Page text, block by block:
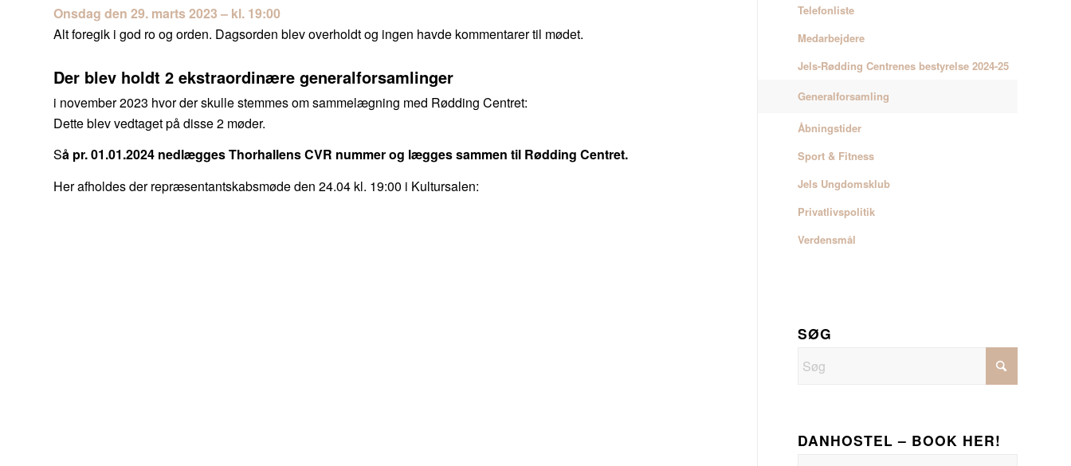
Onsdag den 29. marts 2023 – kl. 19:00
Alt foregik i god ro og orden. Dagsorden blev overholdt og ingen havde kommentarer til mødet.
Der blev holdt 2 ekstraordinære generalforsamlinger
i november 2023 hvor der skulle stemmes om sammelægning med Rødding Centret:
Dette blev vedtaget på disse 2 møder.
Så pr. 01.01.2024 nedlægges Thorhallens CVR nummer og lægges sammen til Rødding Centret.
Her afholdes der repræsentantskabsmøde den 24.04 kl. 19:00 i Kultursalen:
Telefonliste
Medarbejdere
Jels-Rødding Centrenes bestyrelse 2024-25
Generalforsamling
Åbningstider
Sport & Fitness
Jels Ungdomsklub
Privatlivspolitik
Verdensmål
SØG
DANHOSTEL – BOOK HER!